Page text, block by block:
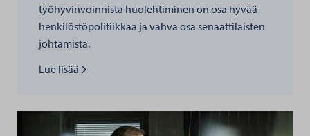
työhyvinvoinnista huolehtiminen on osa hyvää
henkilöstöpolitiikkaa ja vahva osa senaattilaisten
johtamista.
Lue lisää kohteesta
Lue lisää